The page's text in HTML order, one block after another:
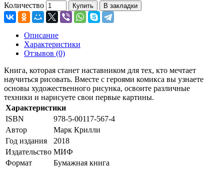
Количество Купить В закладки
Описание
Характеристики
Отзывов (0)
Книга, которая станет наставником для тех, кто мечтает
научиться рисовать. Вместе с героями комикса вы узнаете
основы художественного рисунка, освоите различные
техники и нарисуете свои первые картины.
Характеристики
ISBN
978-5-00117-567-4
Автор
Марк Крилли
Год издания
2018
Издательство МИФ
Формат
Бумажная книга